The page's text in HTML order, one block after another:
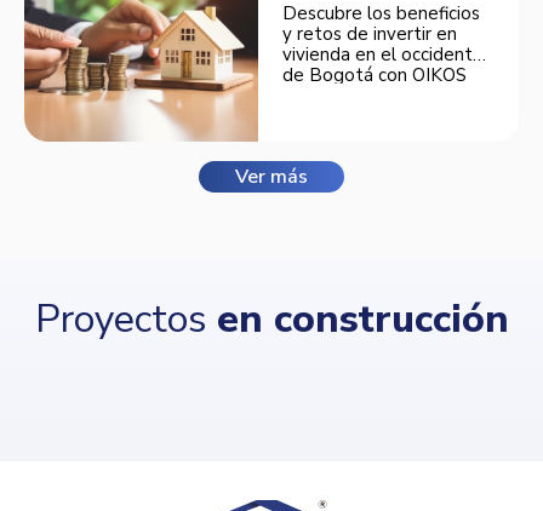
Descubre los beneficios
y retos de invertir en
vivienda en el occidente
de Bogotá con OIKOS
Ver más
Proyectos en construcción